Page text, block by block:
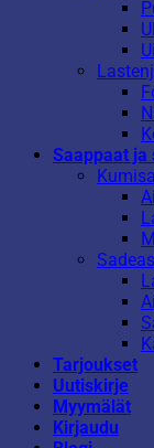
Saappaat ja
Tarjoukset
Uutiskirje
Myymälät
Kirjaudu